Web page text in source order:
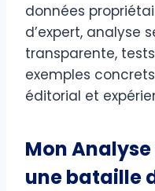
données
d’expert, analyse
transparente,
exemples
éditorial et
Mon Analyse
une bataille